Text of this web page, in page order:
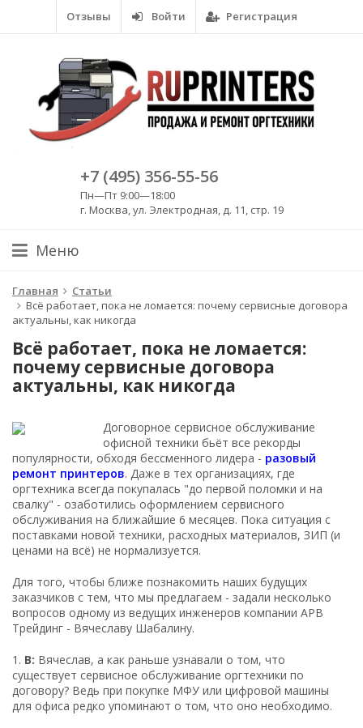
Отзывы Войти Регистрация
+7 (495) 356-55-56
Пн—Пт 9:00—18:00
г. Москва, ул. Электродная, д. 11, стр. 19
Меню
Главная
Статьи
Всё работает, пока не ломается: почему сервисные договора
актуальны, как никогда
Всё работает, пока не ломается:
почему сервисные договора
актуальны, как никогда
Договорное сервисное обслуживание
офисной техники бьёт все рекорды
популярности, обходя бессменного лидера - разовый
ремонт принтеров. Даже в тех организациях, где
оргтехника всегда покупалась "до первой поломки и на
свалку" - озаботились оформлением сервисного
обслуживания на ближайшие 6 месяцев. Пока ситуация с
поставками новой техники, расходных материалов, ЗИП (и
ценами на всё) не нормализуется.
Для того, чтобы ближе познакомить наших будущих
заказчиков с тем, что мы предлагаем - задали несколько
вопросов одному из ведущих инженеров компании АРВ
Трейдинг - Вячеславу Шабалину.
1. В: Вячеслав, а как раньше узнавали о том, что
существует сервисное обслуживание оргтехники по
договору? Ведь при покупке МФУ или цифровой машины
для офиса редко упоминают о том, что оно необходимо.